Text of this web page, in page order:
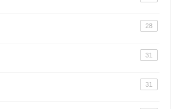
28
31
31